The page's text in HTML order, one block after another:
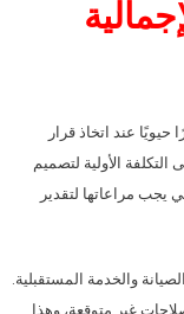
عند اتخاذ قرار
الأولية لتصميم
يجب مراعاتها لتقدير
والخدمة المستقبلية.